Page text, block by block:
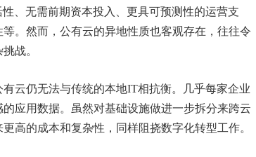
无需前期资本投入、更具可预测性的运营支
。然而，公有云的异地性质也客观存在，往往令
战。
仍无法与传统的本地IT相抗衡。几乎每家企业
应用数据。虽然对基础设施做进一步拆分来跨云
高的成本和复杂性，同样阻挠数字化转型工作。